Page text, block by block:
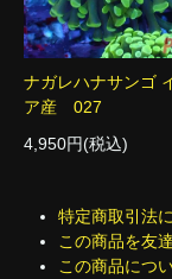
ナガレハナサンゴ
ア産 027
4,950円(税込)
特定商取引法
この商品を友
この商品につ